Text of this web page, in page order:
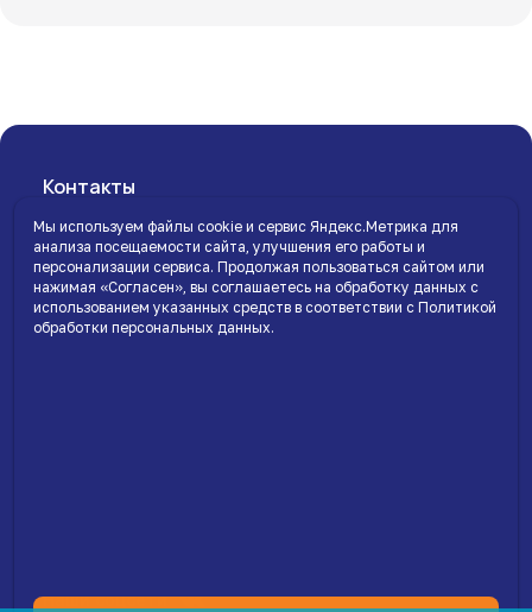
Контакты
+7 83145 22-333
Доставка с 8:00 до 20:00
market@blagovica.ru
Каталог
Наши соцсети
Мы используем файлы cookie и сервис Яндекс.Метрика для
анализа посещаемости сайта, улучшения его работы и
персонализации сервиса. Продолжая пользоваться сайтом или
нажимая «Согласен», вы соглашаетесь на обработку данных с
использованием указанных средств в соответствии с Политикой
обработки персональных данных.